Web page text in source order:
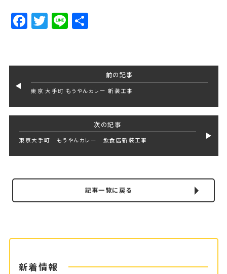
Facebook
Twitter
LineShare
前の記事
東京 大手町 もうやんカレー 新装工事
次の記事
東京大手町 もうやんカレー 飲食店新装工事
記事一覧に戻る
新着情報